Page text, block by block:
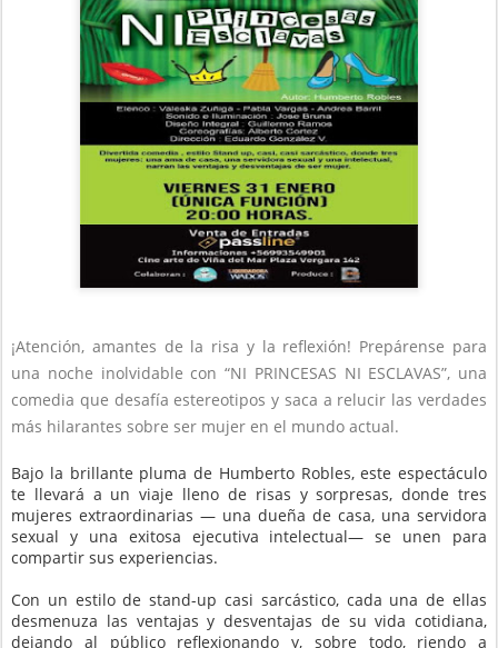
¡Atención, amantes de la risa y la reflexión! Prepárense para
una noche inolvidable con “NI PRINCESAS NI ESCLAVAS”, una
comedia que desafía estereotipos y saca a relucir las verdades
más hilarantes sobre ser mujer en el mundo actual.
Bajo la brillante pluma de Humberto Robles, este espectáculo
te llevará a un viaje lleno de risas y sorpresas, donde tres
mujeres extraordinarias — una dueña de casa, una servidora
sexual y una exitosa ejecutiva intelectual— se unen para
compartir sus experiencias.
Con un estilo de stand-up casi sarcástico, cada una de ellas
desmenuza las ventajas y desventajas de su vida cotidiana,
dejando al público reflexionando y, sobre todo, riendo a